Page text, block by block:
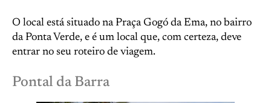
O local está situado na Praça Gogó da Ema, no bairro
da Ponta Verde, e é um local que, com certeza, deve
entrar no seu roteiro de viagem.
Pontal da Barra